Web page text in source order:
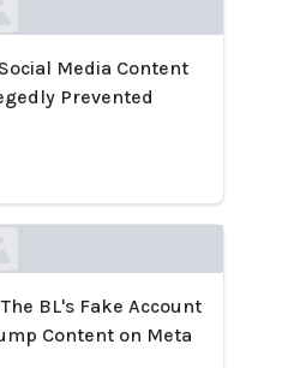
Media Content
Prevented
BL's Fake Account
Content on Meta